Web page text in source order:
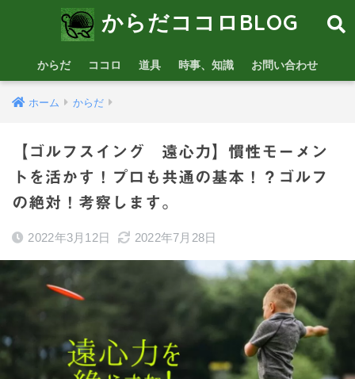
からだココロBLOG
からだ ココロ 道具 時事、知識 お問い合わせ
ホーム からだ
【ゴルフスイング 遠心力】慣性モーメン
トを活かす！プロも共通の基本！？ゴルフ
の絶対！考察します。
2022年3月12日 2022年7月28日